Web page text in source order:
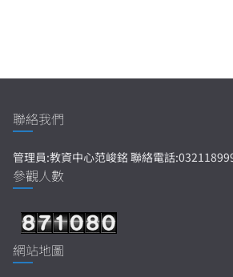
聯絡我們
管理員:教資中心范峻銘 聯絡電話
參觀人數
網站地圖